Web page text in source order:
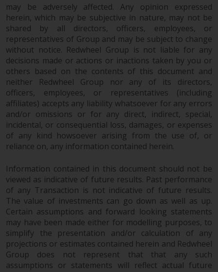
oder Vollständigkeit dieser
Informationen und übernehmen
keine Haftung, die sich aus dem
Vertrauen auf Ungenauigkeiten,
Auslassung in, oder Verwendung
von oder Vertrauen auf die
Informationen auf dieser Website
ergibt.
Datenschutz und Privatsphäre
bereitstellen oder die wir von
dieser Website erhalten,
personenbezogene Daten
darstellen, stimmen Sie deren
Verarbeitung durch Redwheel und
seine Vertreter und andere Dritte
zu. Alle diese Unternehmen sind
verpflichtet, die Vertraulichkeit
dieser Informationen zu wahren.
may be adversely affected. Any opinion expressed
herein, which may be subjective in nature, may not be
shared by all directors, officers, employees, or
representatives of Group and may be subject to change
without notice. Redwheel Group is not liable for any
decisions made or actions or inactions taken by you or
others based on the contents of this document and
neither Redwheel Group nor any of its directors,
officers, employees, or representatives (including
affiliates) accepts any liability whatsoever for any errors
and/or omissions or for any direct, indirect, special,
incidental, or consequential loss, damages, or expenses
of any kind howsoever arising from the use of, or
reliance on, any information contained herein.
Information contained in this document should not be
viewed as indicative of future results. Past performance
of any Transaction is not indicative of future results.
The value of investments can go down as well as up.
Certain assumptions and forward looking statements
may have been made either for modelling purposes, to
simplify the presentation and/or calculation of any
projections or estimates contained herein and Redwheel
Group does not represent that that any such
assumptions or statements will reflect actual future